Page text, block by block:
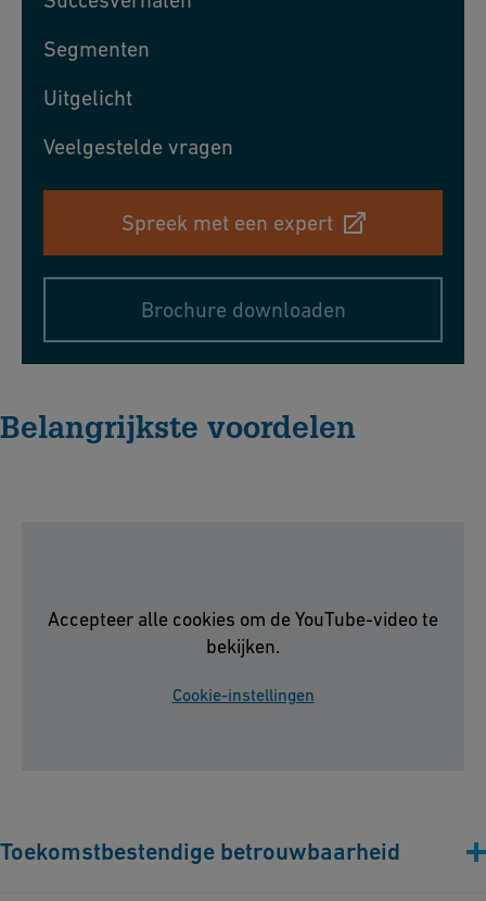
Segmenten
Uitgelicht
Veelgestelde vragen
Spreek met een expert
Brochure downloaden
Belangrijkste voordelen
Accepteer alle cookies om de YouTube-video te
bekijken.
Cookie-instellingen
Toekomstbestendige betrouwbaarheid